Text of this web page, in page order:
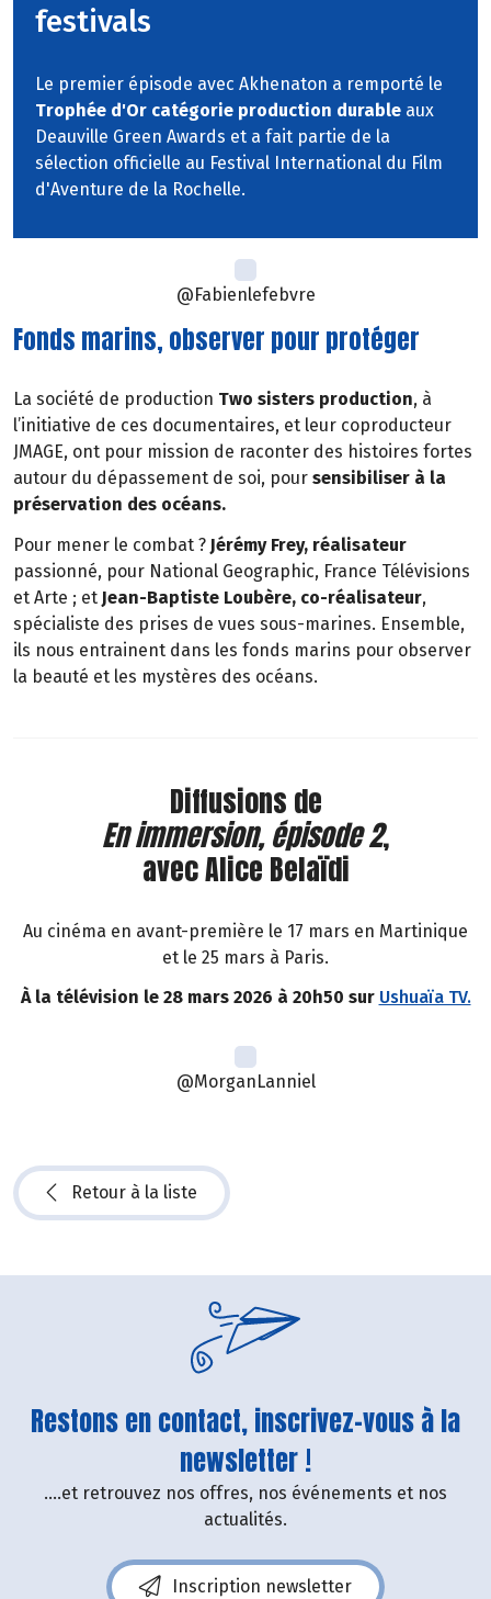
festivals
Le premier épisode avec Akhenaton a remporté le
Trophée d'Or catégorie production durable aux
Deauville Green Awards et a fait partie de la
sélection officielle au Festival International du Film
d'Aventure de la Rochelle.
@Fabienlefebvre
Fonds marins, observer pour protéger
La société de production Two sisters production, à
l’initiative de ces documentaires, et leur coproducteur
JMAGE, ont pour mission de raconter des histoires fortes
autour du dépassement de soi, pour sensibiliser à la
préservation des océans.
Pour mener le combat ? Jérémy Frey, réalisateur
passionné, pour National Geographic, France Télévisions
et Arte ; et Jean-Baptiste Loubère, co-réalisateur,
spécialiste des prises de vues sous-marines. Ensemble,
ils nous entrainent dans les fonds marins pour observer
la beauté et les mystères des océans.
Diffusions de
En immersion, épisode 2,
avec Alice Belaïdi
Au cinéma en avant-première le 17 mars en Martinique
et le 25 mars à Paris.
À la télévision le 28 mars 2026 à 20h50 sur Ushuaïa TV.
@MorganLanniel
Retour à la liste
Restons en contact, inscrivez-vous à la
newsletter !
....et retrouvez nos offres, nos événements et nos
actualités.
Inscription newsletter